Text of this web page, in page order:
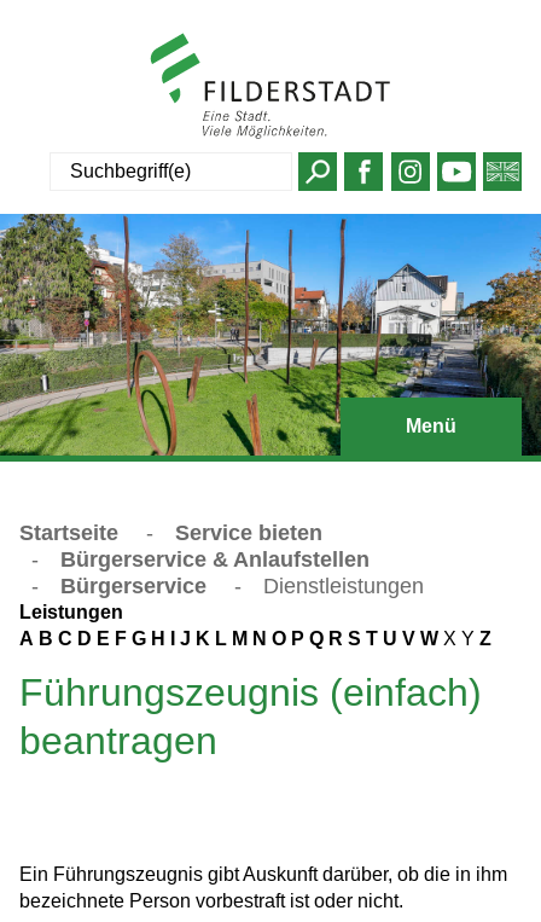
Menü
Startseite -
Service bieten
-
Bürgerservice & Anlaufstellen
-
Bürgerservice - Dienstleistungen
Leistungen
A B C D E F G H J K L M N O P Q R S T U V W X Y Z
Führungszeugnis (einfach)
beantragen
Ein Führungszeugnis gibt Auskunft darüber, ob die in ihm
bezeichnete Person vorbestraft ist oder nicht.